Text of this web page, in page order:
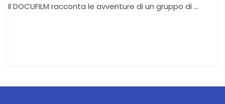
Il DOCUFILM racconta le avventure di un gruppo di …